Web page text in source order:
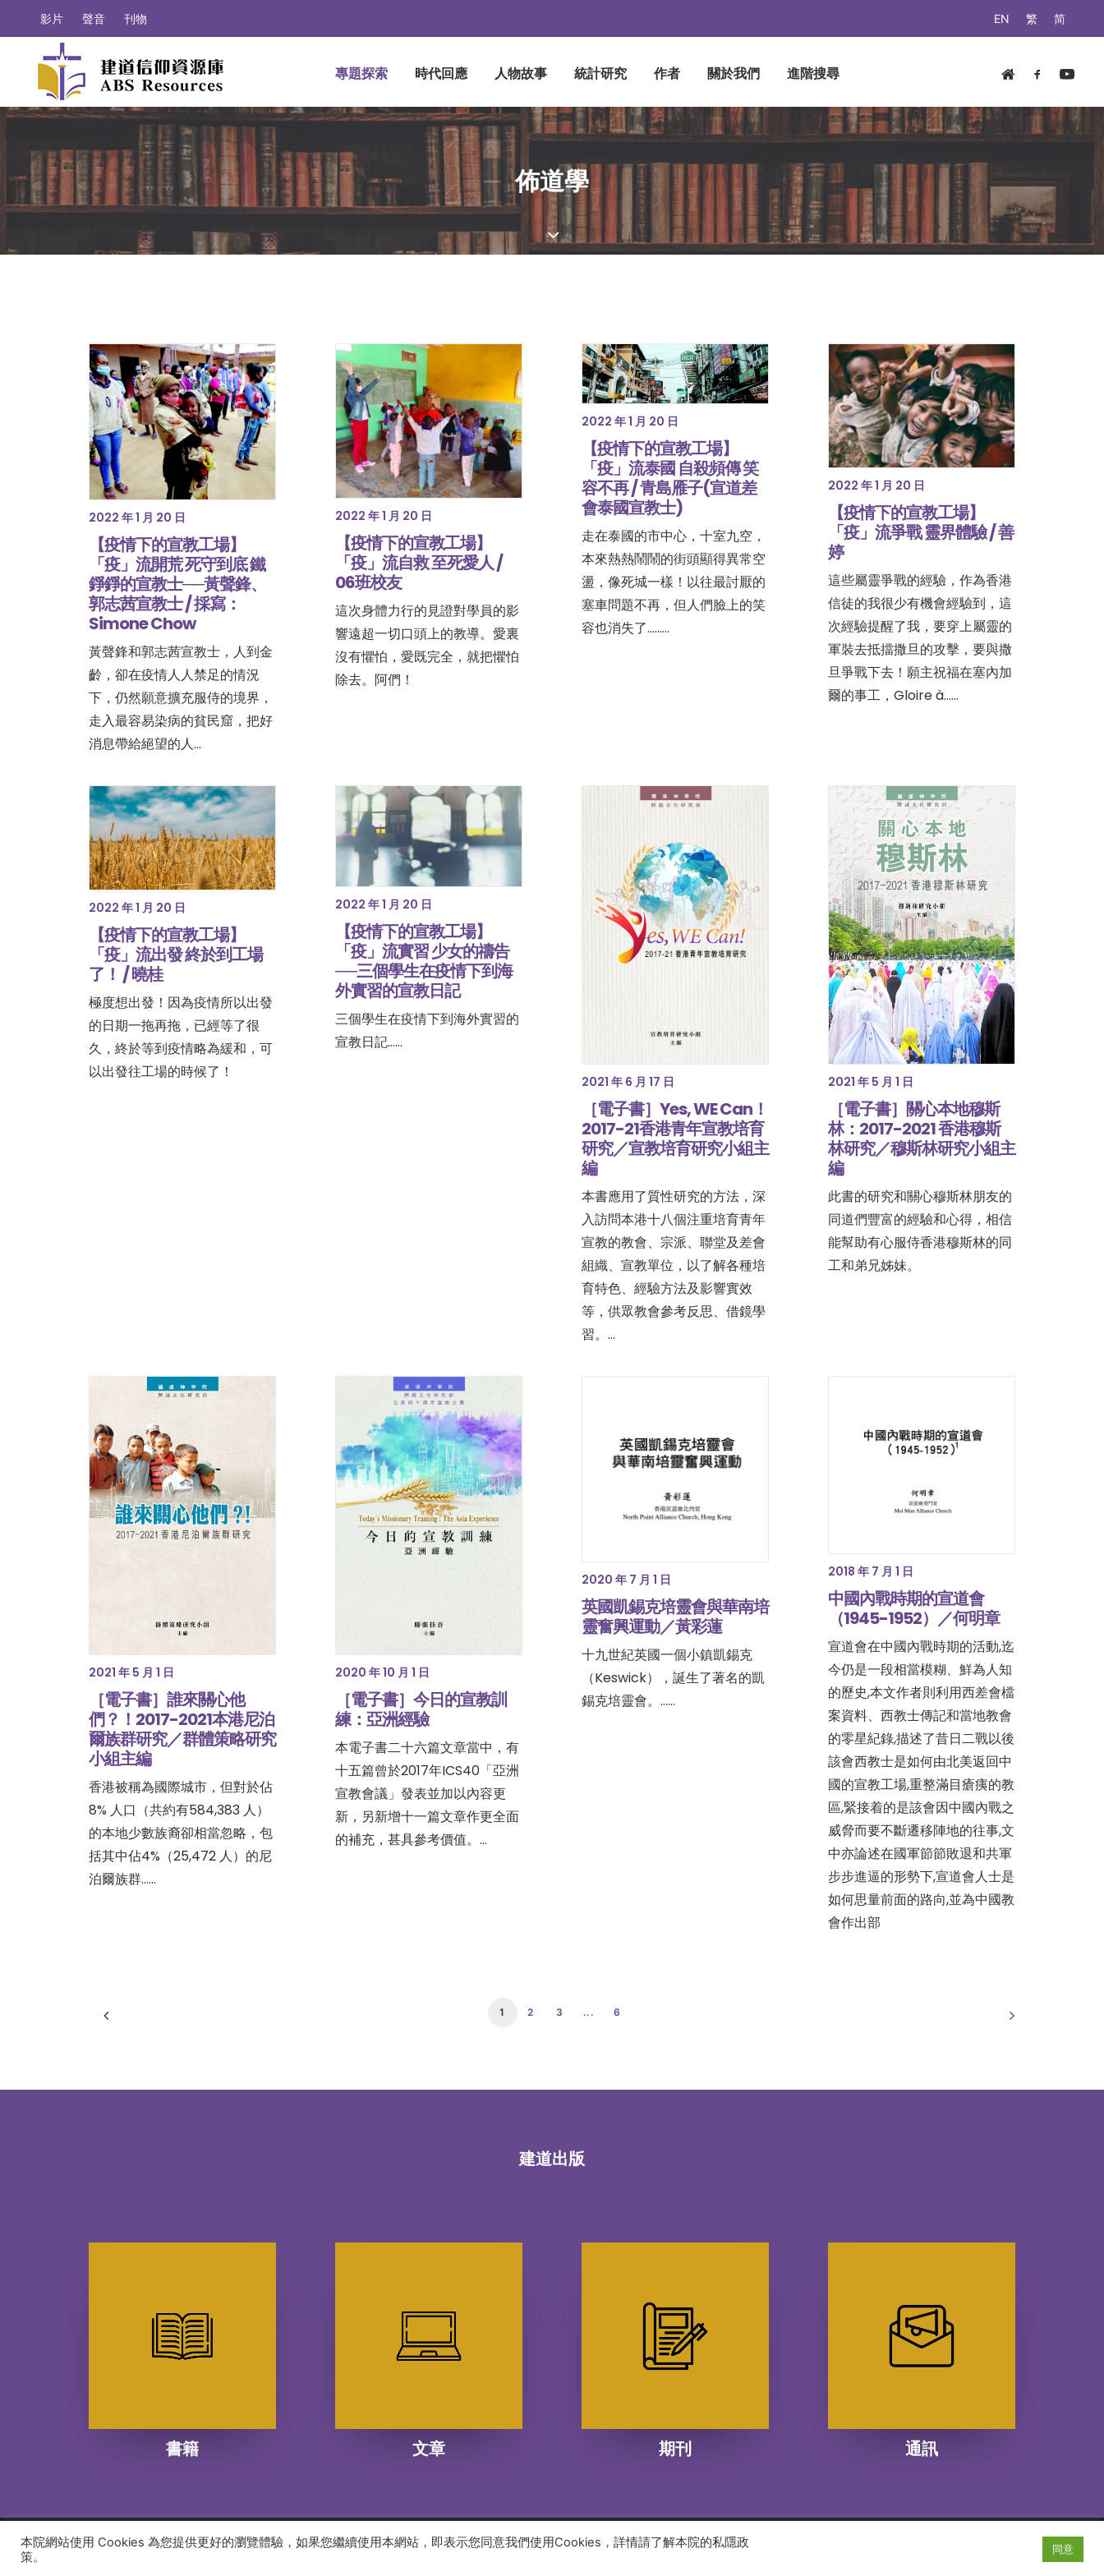
EN 繁 简
影片 聲音 刊物
專題探索 時代回應 人物故事 統計研究 作者 關於我們 進階搜尋
佈道學
2022 年 1 月 20 日
【疫情下的宣教工場】
「疫」流開荒 死守到底 鐵
錚錚的宣教士──黃聲鋒、
郭志茜宣教士 / 採寫：
Simone Chow
黃聲鋒和郭志茜宣教士，人到金
齡，卻在疫情人人禁足的情況
下，仍然願意擴充服侍的境界，
走入最容易染病的貧民窟，把好
消息帶給絕望的人…
2022 年 1 月 20 日
【疫情下的宣教工場】
「疫」流自救 至死愛人 /
06班校友
這次身體力行的見證對學員的影
響遠超一切口頭上的教導。愛裏
沒有懼怕，愛既完全，就把懼怕
除去。阿們！
2022 年 1 月 20 日
【疫情下的宣教工場】
「疫」流泰國 自殺頻傳 笑
容不再 / 青島雁子(宣道差
會泰國宣教士)
走在泰國的市中心，十室九空，
本來熱熱鬧鬧的街頭顯得異常空
盪，像死城一樣！以往最討厭的
塞車問題不再，但人們臉上的笑
容也消失了......…
2022 年 1 月 20 日
【疫情下的宣教工場】
「疫」流爭戰 靈界體驗 / 善
婷
這些屬靈爭戰的經驗，作為香港
信徒的我很少有機會經驗到，這
次經驗提醒了我，要穿上屬靈的
軍裝去抵擋撒旦的攻擊，要與撒
旦爭戰下去！願主祝福在塞內加
爾的事工，Gloire à……
2022 年 1 月 20 日
【疫情下的宣教工場】
「疫」流出發 終於到工場
了！ / 曉桂
極度想出發！因為疫情所以出發
的日期一拖再拖，已經等了很
久，終於等到疫情略為緩和，可
以出發往工場的時候了！
2022 年 1 月 20 日
【疫情下的宣教工場】
「疫」流實習 少女的禱告
──三個學生在疫情下到海
外實習的宣教日記
三個學生在疫情下到海外實習的
宣教日記......
2021 年 6 月 17 日
［電子書］Yes, WE Can！
2017-21香港青年宣教培育
研究／宣教培育研究小組主
編
本書應用了質性研究的方法，深
入訪問本港十八個注重培育青年
宣教的教會、宗派、聯堂及差會
組織、宣教單位，以了解各種培
育特色、經驗方法及影響實效
等，供眾教會參考反思、借鏡學
習。…
2021 年 5 月 1 日
［電子書］關心本地穆斯
林：2017-2021 香港穆斯
林研究／穆斯林研究小組主
編
此書的研究和關心穆斯林朋友的
同道們豐富的經驗和心得，相信
能幫助有心服侍香港穆斯林的同
工和弟兄姊妹。
2021 年 5 月 1 日
［電子書］誰來關心他
們？！2017-2021本港尼泊
爾族群研究／群體策略研究
小組主編
香港被稱為國際城市，但對於佔
8% 人口（共約有584,383 人）
的本地少數族裔卻相當忽略，包
括其中佔4%（25,472 人）的尼
泊爾族群……
2020 年 10 月 1 日
［電子書］今日的宣教訓
練：亞洲經驗
本電子書二十六篇文章當中，有
十五篇曾於2017年ICS40「亞洲
宣教會議」發表並加以內容更
新，另新增十一篇文章作更全面
的補充，甚具參考價值。…
2020 年 7 月 1 日
英國凱錫克培靈會與華南培
靈奮興運動／黃彩蓮
十九世紀英國一個小鎮凱錫克
（Keswick），誕生了著名的凱
錫克培靈會。……
2018 年 7 月 1 日
中國內戰時期的宣道會
（1945-1952）／何明章
宣道會在中國內戰時期的活動,迄
今仍是一段相當模糊、鮮為人知
的歷史,本文作者則利用西差會檔
案資料、西教士傳記和當地教會
的零星紀錄,描述了昔日二戰以後
該會西教士是如何由北美返回中
國的宣教工場,重整滿目瘡痍的教
區,緊接着的是該會因中國內戰之
威脅而要不斷遷移陣地的往事,文
中亦論述在國軍節節敗退和共軍
步步進逼的形勢下,宣道會人士是
如何思量前面的路向,並為中國教
會作出部
1 2 3 ... 6
建道出版
書籍 文章 期刊 通訊
© 2026 建道神學院Alliance Bible Seminary. All rights reserved
本院網站使用 Cookies 為您提供更好的瀏覽體驗，如果您繼續使用本網站，即表示您同意我們使用Cookies，詳情請了解本院的私隱政
策。
同意